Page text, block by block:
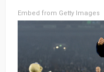
Embed from Getty Images